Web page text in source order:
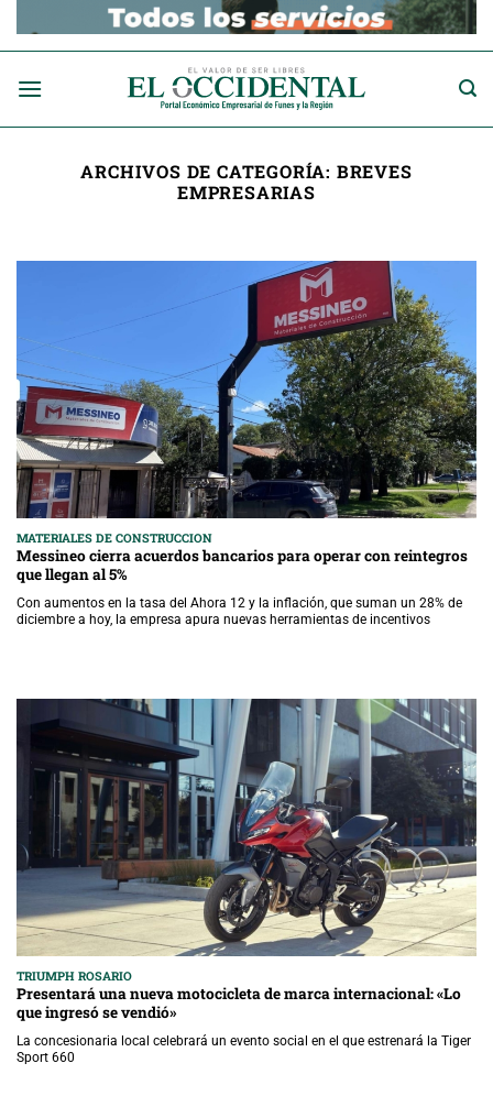
ARCHIVOS DE CATEGORÍA: BREVES
EMPRESARIAS
MATERIALES DE CONSTRUCCION
Messineo cierra acuerdos bancarios para operar con reintegros
que llegan al 5%
Con aumentos en la tasa del Ahora 12 y la inflación, que suman un 28% de
diciembre a hoy, la empresa apura nuevas herramientas de incentivos
TRIUMPH ROSARIO
Presentará una nueva motocicleta de marca internacional: «Lo
que ingresó se vendió»
La concesionaria local celebrará un evento social en el que estrenará la Tiger
Sport 660